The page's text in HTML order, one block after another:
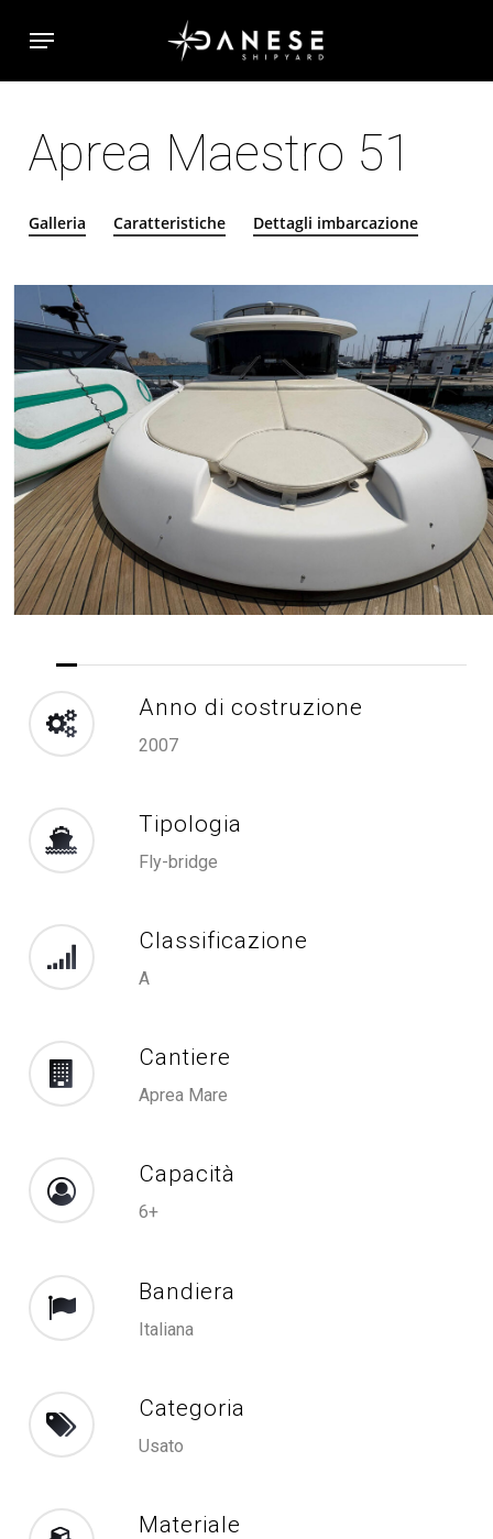
main
Menu
Aprea Maestro 51
Galleria Caratteristiche Dettagli imbarcazione
Anno di costruzione
2007
Tipologia
Fly-bridge
Classificazione
A
Cantiere
Aprea Mare
Capacità
6+
Bandiera
Italiana
Categoria
Usato
Materiale